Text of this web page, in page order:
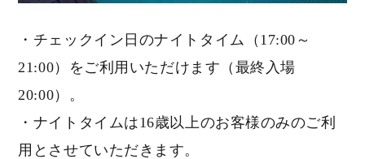
・チェックイン日のナイトタイム（17:00～
21:00）をご利用いただけます（最終入場
20:00）。
・ナイトタイムは16歳以上のお客様のみのご利
用とさせていただきます。